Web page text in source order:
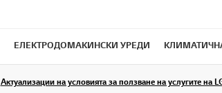
ЕЛЕКТРОДОМАКИНСКИ УРЕДИ
Актуализации на условията за ползване на услугите